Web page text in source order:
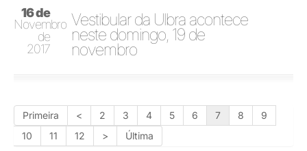
16 de
Novembro
de
2017
Vestibular da Ulbra acontece
neste domingo, 19 de
novembro
Primeira < 2 3 4 5 6 7 8
9
10
11 12 > Última